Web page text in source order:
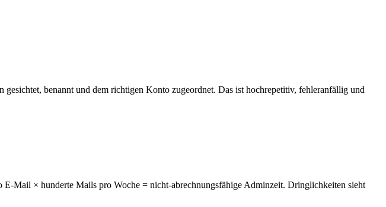
benannt und dem richtigen Konto zugeordnet. Das ist hochrepetitiv, fehleranfällig und
Mail × hunderte Mails pro Woche = nicht-abrechnungsfähige Adminzeit. Dringlichkeiten sieht